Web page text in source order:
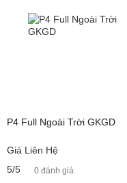
P4 Full Ngoài Trời GKGD
Giá Liên Hệ
5/5
0 đánh giá